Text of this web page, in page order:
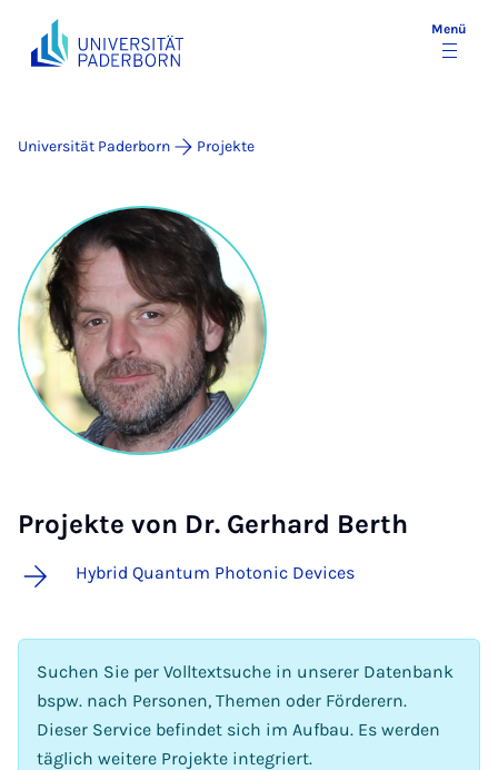
Menü
Universität Paderborn Projekte
Projekte von Dr. Gerhard Berth
Hybrid Quantum Photonic Devices
Suchen Sie per Volltextsuche in unserer Datenbank
bspw. nach Personen, Themen oder Förderern.
Dieser Service befindet sich im Aufbau. Es werden
täglich weitere Projekte integriert.